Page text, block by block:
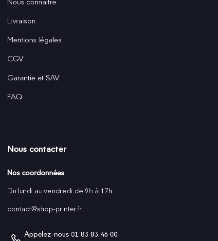
Livraison
Mentions légales
CGV
Garantie et SAV
FAQ
Nous contacter
Nos coordonnées
Du lundi au vendredi de 9h à 17h
contact@shop-printer.fr
Appelez-nous 01 83 83 46 00